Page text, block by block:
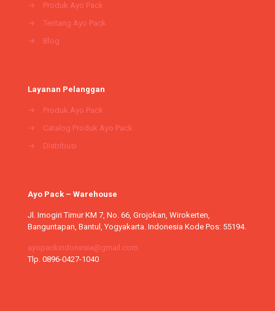
→
Produk Ayo Pack
→
Tentang Ayo Pack
→
Blog
Layanan Pelanggan
→
Produk Ayo Pack
→
Catalog Produk Ayo Pack
→
Distribusi
Ayo Pack – Warehouse
Jl. Imogiri Timur KM 7, No. 66, Grojokan, Wirokerten,
Banguntapan, Bantul, Yogyakarta. Indonesia Kode Pos: 55194.
ayopackindonesia@gmail.com
Tlp. 0896-0427-1040